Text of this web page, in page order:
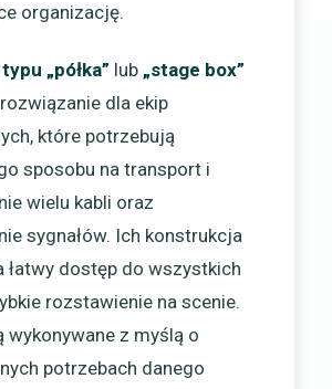
organizację.
„półka” lub „stage box”
dla ekip
które potrzebują
sposobu na transport i
wielu kabli oraz
sygnałów. Ich konstrukcja
łatwy dostęp do wszystkich
rozstawienie na scenie.
wykonywane z myślą o
potrzebach danego